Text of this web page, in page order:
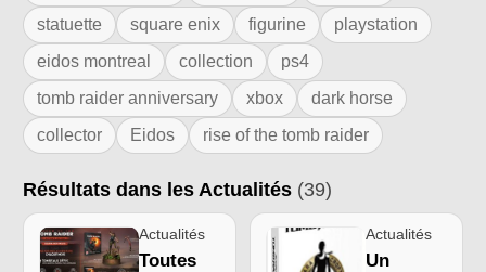
statuette
square enix figurine
playstation
eidos montreal
collection
ps4
tomb raider anniversary
xbox
dark horse
collector
Eidos rise of the tomb raider
Résultats dans les Actualités (39)
Actualités
Toutes
Actualités
Un